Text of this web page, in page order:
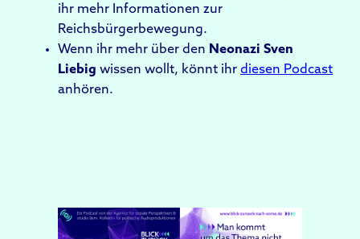
ihr mehr Informationen zur
Reichsbürgerbewegung.
Wenn ihr mehr über den Neonazi Sven
Liebig wissen wollt, könnt ihr diesen Podcast
anhören.